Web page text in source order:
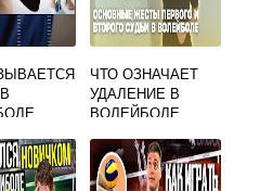
ЧТО ОЗНАЧАЕТ
УДАЛЕНИЕ В
ВОЛЕЙБОЛЕ